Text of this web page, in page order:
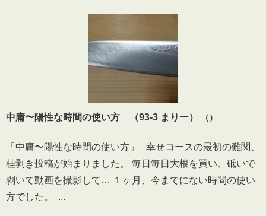
中庸〜陽性な時間の使い方 （93-3 まりー） （）
「中庸〜陽性な時間の使い方」 幸せコースの最初の難関、
桂剥き投稿が始まりました。 毎日毎日大根を買い、砥いで
剥いて動画を撮影して… １ヶ月、今までにない時間の使い
方でした。 ...